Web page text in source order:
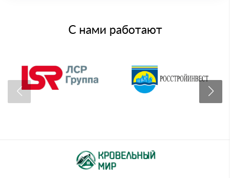
С нами работают